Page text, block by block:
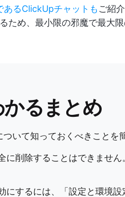
あるClickUpチャットもご紹
ため、最小限の邪魔で最大
るまとめ
いて知っておくべきことを
に削除することはできませ
にするには、「設定と環境